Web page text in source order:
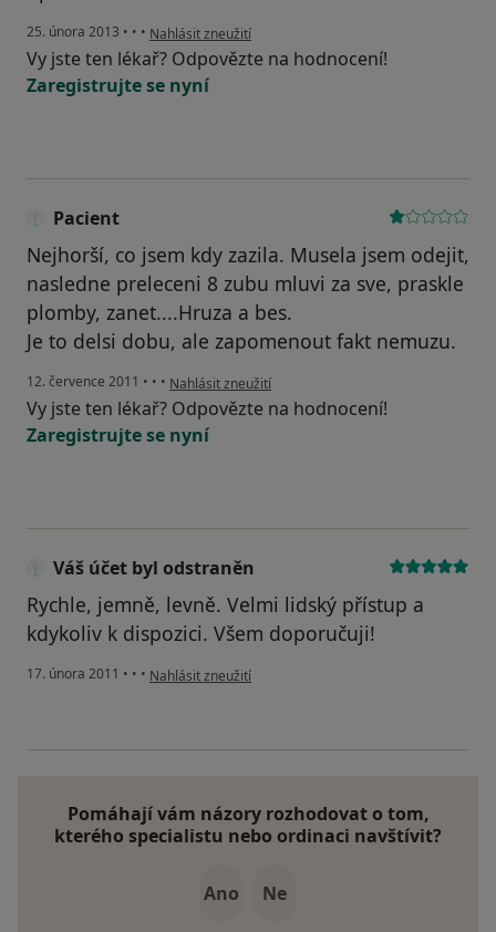
25. února 2013 • • • podle názoru uživatele Váš účet byl odstraněn
Nahlásit zneužití
Vy jste ten lékař? Odpovězte na hodnocení!
Zaregistrujte se nyní
Pacient
Nejhorší, co jsem kdy zazila. Musela jsem odejit,
nasledne preleceni 8 zubu mluvi za sve, praskle
plomby, zanet....Hruza a bes.
Je to delsi dobu, ale zapomenout fakt nemuzu.
12. července 2011 • • • podle názoru uživatele Pacient
Nahlásit zneužití
Vy jste ten lékař? Odpovězte na hodnocení!
Zaregistrujte se nyní
Váš účet byl odstraněn
Rychle, jemně, levně. Velmi lidský přístup a
kdykoliv k dispozici. Všem doporučuji!
17. února 2011 • • • podle názoru uživatele Váš účet byl odstraněn
Nahlásit zneužití
Pomáhají vám názory rozhodovat o tom,
kterého specialistu nebo ordinaci navštívit?
Ano Ne